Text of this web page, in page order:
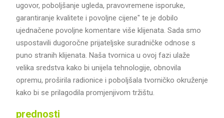
ugovor, poboljšanje ugleda, pravovremene isporuke,
garantiranje kvalitete i povoljne cijene" te je dobilo
ujednačene povoljne komentare više klijenata. Sada smo
uspostavili dugoročne prijateljske suradničke odnose s
puno stranih klijenata. Naša tvornica u ovoj fazi ulaže
velika sredstva kako bi unijela tehnologije, obnovila
opremu, proširila radionice i poboljšala tvorničko okruženje
kako bi se prilagodila promjenjivom tržištu.
prednosti